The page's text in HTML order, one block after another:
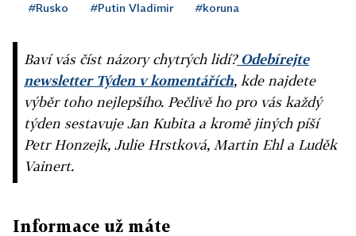
#Rusko #Putin Vladimir #koruna
Baví vás číst názory chytrých lidí?Odebírejte
newsletter Týden v komentářích, kde najdete
výběr toho nejlepšího. Pečlivě ho pro vás každý
týden sestavuje Jan Kubita a kromě jiných píší
Petr Honzejk, Julie Hrstková, Martin Ehl a Luděk
Vainert.
Informace už máte